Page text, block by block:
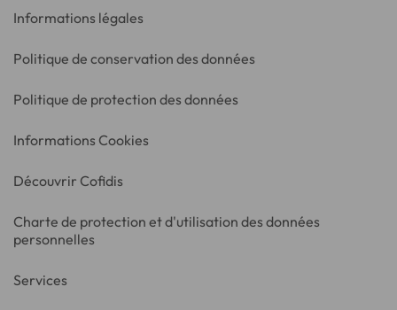
Informations légales
Politique de conservation des données
Politique de protection des données
Informations Cookies
Découvrir Cofidis
Charte de protection et d'utilisation des données
personnelles
Services